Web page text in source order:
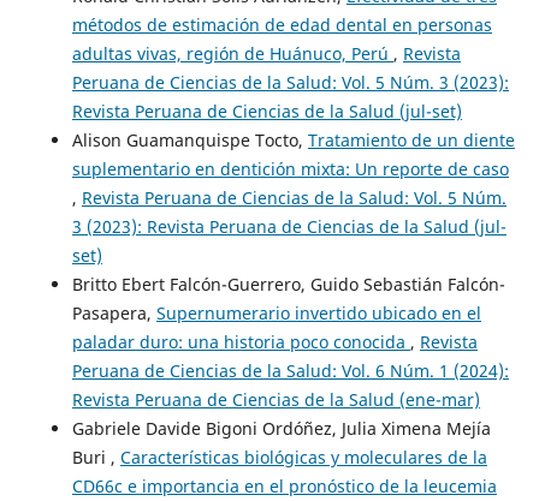
métodos de estimación de edad dental en personas
adultas vivas, región de Huánuco, Perú , Revista
Peruana de Ciencias de la Salud: Vol. 5 Núm. 3 (2023):
Revista Peruana de Ciencias de la Salud (jul-set)
Alison Guamanquispe Tocto, Tratamiento de un diente
suplementario en dentición mixta: Un reporte de caso
, Revista Peruana de Ciencias de la Salud: Vol. 5 Núm.
3 (2023): Revista Peruana de Ciencias de la Salud (jul-
set)
Britto Ebert Falcón-Guerrero, Guido Sebastián Falcón-
Pasapera, Supernumerario invertido ubicado en el
paladar duro: una historia poco conocida , Revista
Peruana de Ciencias de la Salud: Vol. 6 Núm. 1 (2024):
Revista Peruana de Ciencias de la Salud (ene-mar)
Gabriele Davide Bigoni Ordóñez, Julia Ximena Mejía
Buri , Características biológicas y moleculares de la
CD66c e importancia en el pronóstico de la leucemia